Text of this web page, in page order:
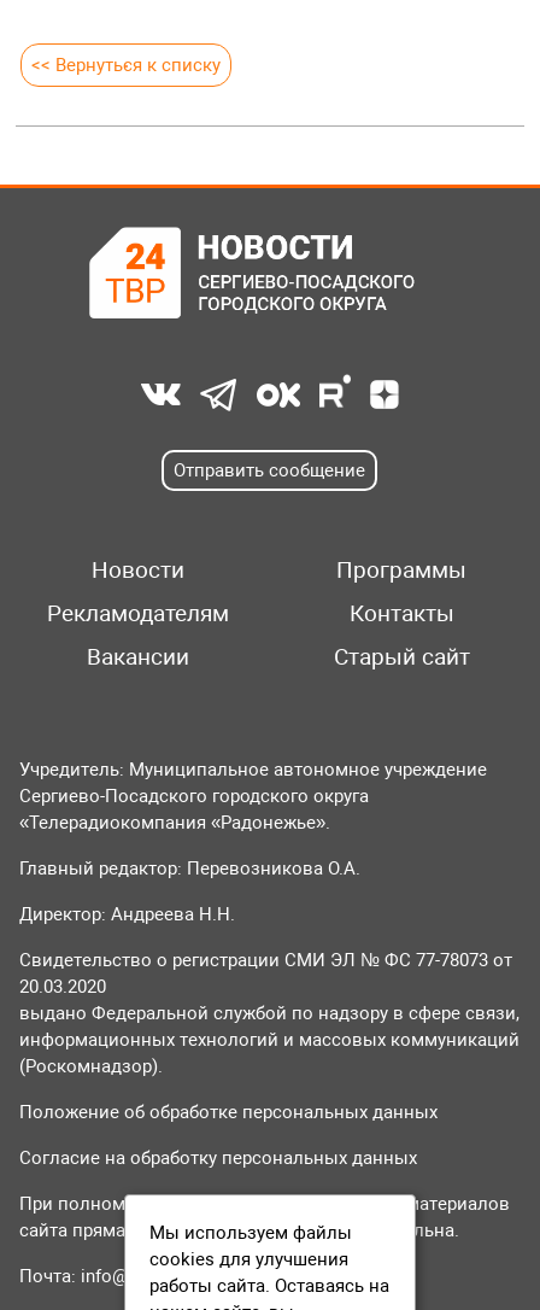
<< Вернуться к списку
Отправить сообщение
Новости
Программы
Рекламодателям
Контакты
Вакансии
Старый сайт
Учредитель: Муниципальное автономное учреждение
Сергиево-Посадского городского округа
«Телерадиокомпания «Радонежье».
Главный редактор: Перевозникова О.А.
Директор: Андреева Н.Н.
Свидетельство о регистрации СМИ ЭЛ № ФС 77-78073 от
20.03.2020
выдано Федеральной службой по надзору в сфере связи,
информационных технологий и массовых коммуникаций
(Роскомнадзор).
Положение об обработке персональных данных
Согласие на обработку персональных данных
При полном или частичном использовании материалов
сайта прямая гиперссылка на tvr24.tv обязательна.
Почта: info@tvr24.tv
Мы используем файлы
cookies для улучшения
работы сайта. Оставаясь на